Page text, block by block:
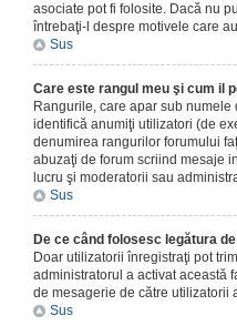
asociate pot fi folosite. Dacă nu
întrebaţi-l despre motivele care
Sus
Care este rangul meu şi cum il
Rangurile, care apar sub
identifică anumiţi utilizatori (de
denumirea rangurilor forumului
abuzaţi de forum scriind mesaje
lucru şi moderatorii sau
Sus
De ce când folosesc legătura
Doar utilizatorii înregistraţi pot
administratorul a activat această
de mesagerie de către utilizatorii
Sus